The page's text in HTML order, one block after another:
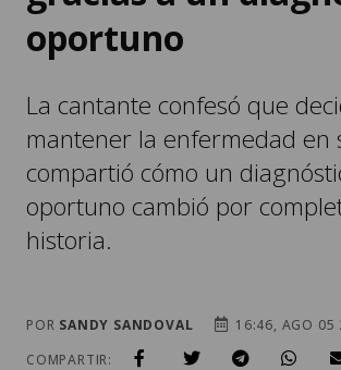
oportuno
La cantante confesó que
mantener la enfermedad en
compartió cómo un
oportuno cambió por
historia.
POR SANDY SANDOVAL
16:46, AGO 05
COMPARTIR: